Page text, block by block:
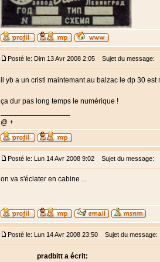
Posté le: Dim 13 Avr 2008 2:05 Sujet du message:
il yb a un cristi maintemant au balzac le dp 30 est
ça dur pas long temps le numérique !
@ +
Posté le: Lun 14 Avr 2008 9:02 Sujet du message:
on va s'éclater en cabine ...
Posté le: Lun 14 Avr 2008 23:50 Sujet du message:
pradbitt a écrit: